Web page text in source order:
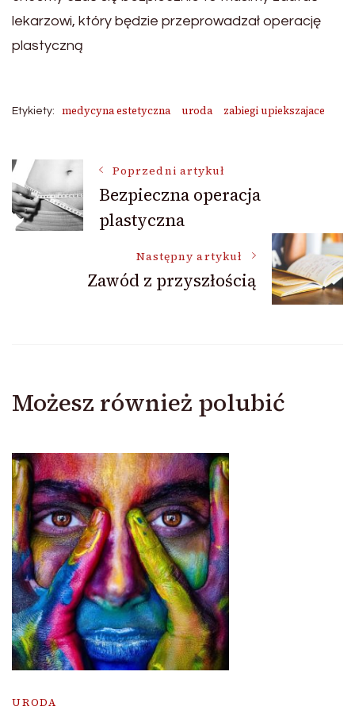
lekarzowi, który będzie przeprowadzał operację
plastyczną
Etykiety: medycyna estetyczna uroda zabiegi upiekszajace
Nawigacja
wpisu
Poprzedni artykuł
Bezpieczna operacja
plastyczna
Następny artykuł
Zawód z przyszłością
Możesz również polubić
URODA